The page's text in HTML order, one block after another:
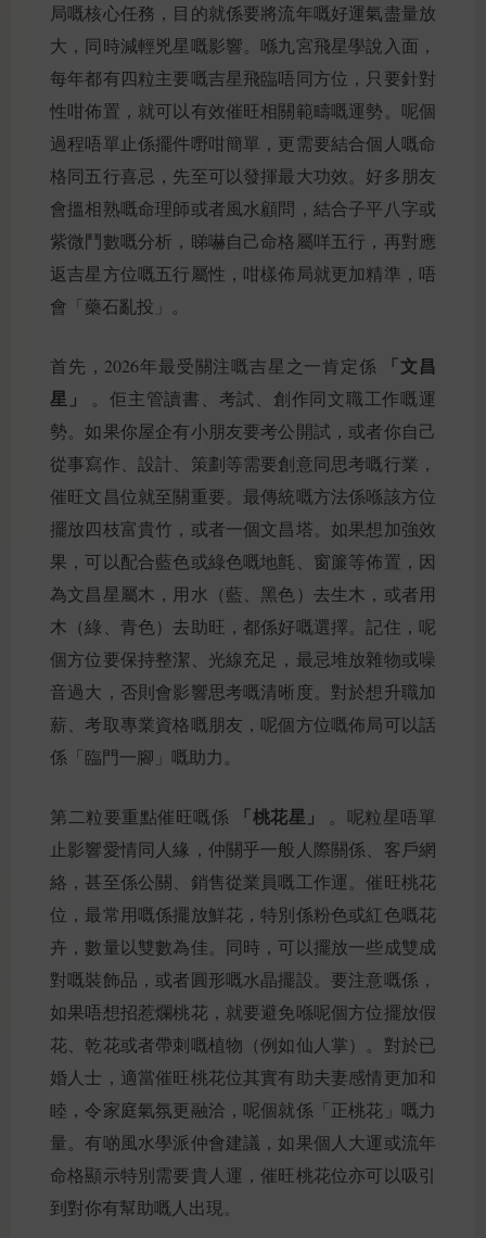
局嘅核心任務，目的就係要將流年嘅好運氣盡量放
大，同時減輕兇星嘅影響。喺九宮飛星學說入面，
每年都有四粒主要嘅吉星飛臨唔同方位，只要針對
性咁佈置，就可以有效催旺相關範疇嘅運勢。呢個
過程唔單止係擺件嘢咁簡單，更需要結合個人嘅命
格同五行喜忌，先至可以發揮最大功效。好多朋友
會搵相熟嘅命理師或者風水顧問，結合子平八字或
紫微鬥數嘅分析，睇嚇自己命格屬咩五行，再對應
返吉星方位嘅五行屬性，咁樣佈局就更加精準，唔
會「藥石亂投」。
首先，2026年最受關注嘅吉星之一肯定係
「文昌
星」
。佢主管讀書、考試、創作同文職工作嘅運
勢。如果你屋企有小朋友要考公開試，或者你自己
從事寫作、設計、策劃等需要創意同思考嘅行業，
催旺文昌位就至關重要。最傳統嘅方法係喺該方位
擺放四枝富貴竹，或者一個文昌塔。如果想加強效
果，可以配合藍色或綠色嘅地氈、窗簾等佈置，因
為文昌星屬木，用水（藍、黑色）去生木，或者用
木（綠、青色）去助旺，都係好嘅選擇。記住，呢
個方位要保持整潔、光線充足，最忌堆放雜物或噪
音過大，否則會影響思考嘅清晰度。對於想升職加
薪、考取專業資格嘅朋友，呢個方位嘅佈局可以話
係「臨門一腳」嘅助力。
第二粒要重點催旺嘅係 「桃花星」
。呢粒星唔單
止影響愛情同人緣，仲關乎一般人際關係、客戶網
絡，甚至係公關、銷售從業員嘅工作運。催旺桃花
位，最常用嘅係擺放鮮花，特別係粉色或紅色嘅花
卉，數量以雙數為佳。同時，可以擺放一些成雙成
對嘅裝飾品，或者圓形嘅水晶擺設。要注意嘅係，
如果唔想招惹爛桃花，就要避免喺呢個方位擺放假
花、乾花或者帶刺嘅植物（例如仙人掌）。對於已
婚人士，適當催旺桃花位其實有助夫妻感情更加和
睦，令家庭氣氛更融洽，呢個就係「正桃花」嘅力
量。有啲風水學派仲會建議，如果個人大運或流年
命格顯示特別需要貴人運，催旺桃花位亦可以吸引
到對你有幫助嘅人出現。